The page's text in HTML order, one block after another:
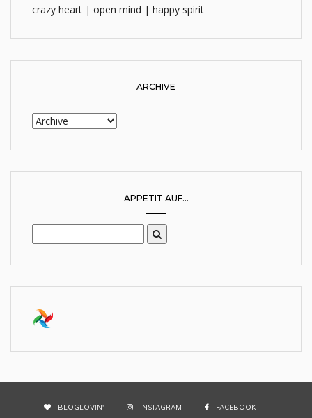
crazy heart | open mind | happy spirit
ARCHIVE
APPETIT AUF...
BLOGLOVIN' INSTAGRAM FACEBOOK